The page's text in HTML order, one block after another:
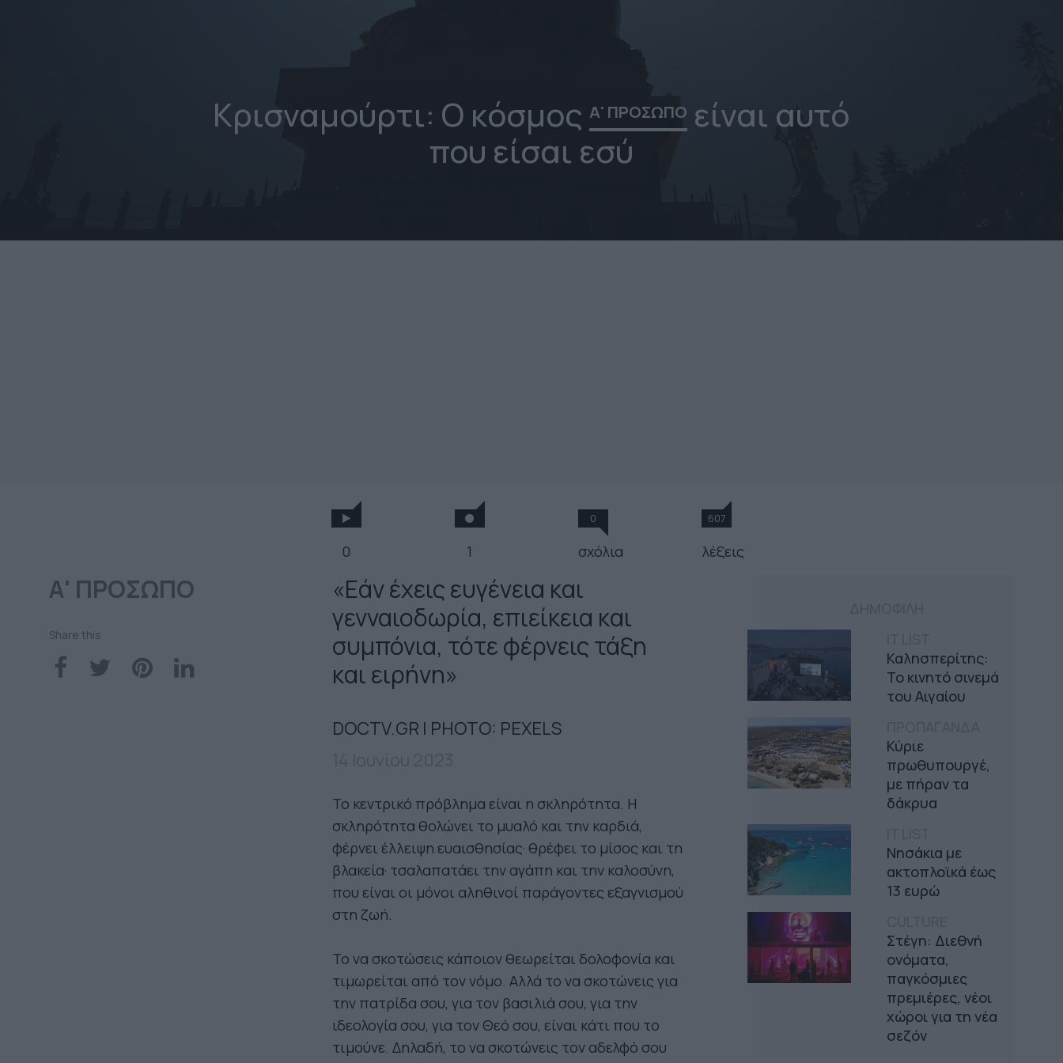
Κρισναμούρτι: Ο κόσμος Α' ΠΡΟΣΩΠΟ είναι αυτό
που είσαι εσύ
0 1
0
σχόλια
607
λέξεις
Α' ΠΡΟΣΩΠΟ
Share this
Καλησπερίτης:
Το κινητό σινεμά
του Αιγαίου
Κύριε
πρωθυπουργέ,
με πήραν τα
δάκρυα
Νησάκια με
ακτοπλοϊκά έως
13 ευρώ
Στέγη: Διεθνή
ονόματα,
παγκόσμιες
πρεμιέρες, νέοι
χώροι για τη νέα
σεζόν
«Εάν έχεις ευγένεια και
γενναιοδωρία, επιείκεια και
συμπόνια, τότε φέρνεις τάξη
και ειρήνη»
DOCTV.GR | PHOTO: PEXELS
Το κεντρικό πρόβλημα είναι η σκληρότητα. Η
σκληρότητα θολώνει το μυαλό και την καρδιά,
φέρνει έλλειψη ευαισθησίας· θρέφει το μίσος και τη
βλακεία· τσαλαπατάει την αγάπη και την καλοσύνη,
που είναι οι μόνοι αληθινοί παράγοντες εξαγνισμού
στη ζωή.
Το να σκοτώσεις κάποιον θεωρείται δολοφονία και
τιμωρείται από τον νόμο. Αλλά το να σκοτώνεις για
την πατρίδα σου, για τον βασιλιά σου, για την
ιδεολογία σου, για τον Θεό σου, είναι κάτι που το
τιμούνε. Δηλαδή, το να σκοτώνεις τον αδελφό σου